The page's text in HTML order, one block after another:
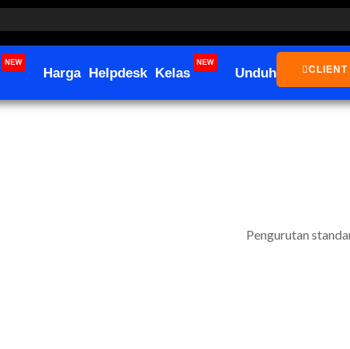
CLIENT
NEW
Harga Helpdesk Kelas
NEW
Unduh